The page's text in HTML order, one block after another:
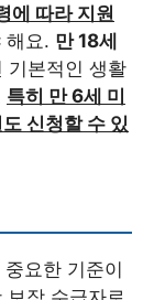
에 따라 지원
해요. 만 18세
기본적인 생활
특히 만 6세 미
신청할 수 있
중요한 기준이